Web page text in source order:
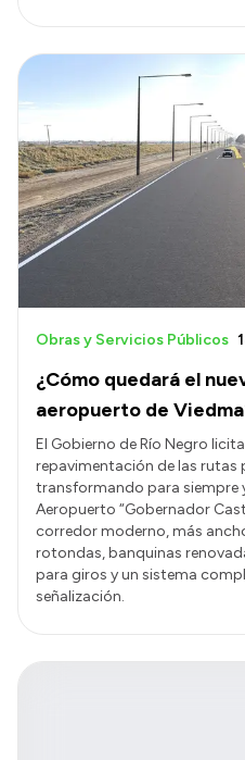
¿Cómo quedará el
aeropuerto de
Obras y Servicios Públicos
El Gobierno de Río Negro
repavimentación de las rutas
transformando para siempre
Aeropuerto “Gobernador
corredor moderno, más
rotondas, banquinas
para giros y un sistema
señalización.